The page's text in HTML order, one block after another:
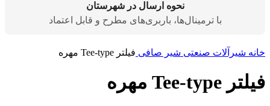
نحوه ارسال در شهرستان
با ترمینال‌ها، باربری‌های مطرح و قابل اعتماد
خانه شیرآلات صنعتی شیر صافی فیلتر Tee-type مهره
فیلتر Tee-type مهره